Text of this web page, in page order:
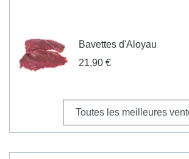
Bavettes d'Aloyau
21,90 €
Toutes les meilleures